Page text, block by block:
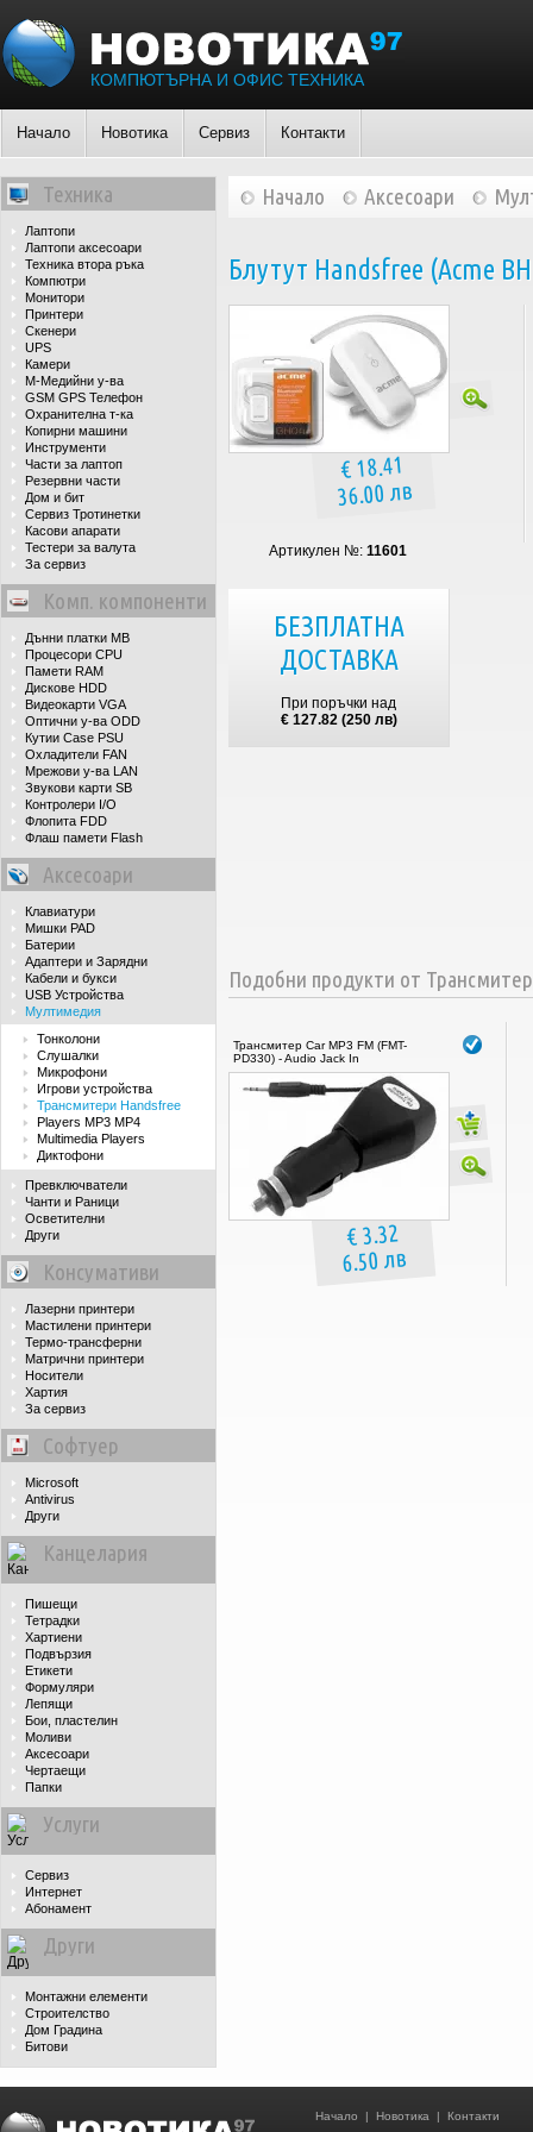
КОМПЮТЪРНА И ОФИС ТЕХНИКА
Начало Новотика Сервиз Контакти
Техника
Лаптопи
Лаптопи аксесоари
Техника втора ръка
Компютри
Монитори
Принтери
Скенери
UPS
Камери
М-Медийни у-ва
GSM GPS Телефон
Охранителна т-ка
Копирни машини
Инструменти
Части за лаптоп
Резервни части
Дом и бит
Сервиз Тротинетки
Касови апарати
Тестери за валута
За сервиз
Комп. компоненти
Дънни платки MB
Процесори CPU
Памети RAM
Дискове HDD
Видеокарти VGA
Оптични у-ва ODD
Кутии Case PSU
Охладители FAN
Мрежови у-ва LAN
Звукови карти SB
Контролери I/O
Флопита FDD
Флаш памети Flash
Аксесоари
Клавиатури
Мишки PAD
Батерии
Адаптери и Зарядни
Кабели и букси
USB Устройства
Мултимедия
Тонколони
Слушалки
Микрофони
Игрови устройства
Трансмитери Handsfree
Players MP3 MP4
Multimedia Players
Диктофони
Превключватели
Чанти и Раници
Осветителни
Други
Консумативи
Лазерни принтери
Мастилени принтери
Термо-трансферни
Матрични принтери
Носители
Хартия
За сервиз
Софтуер
Microsoft
Antivirus
Други
Канцелария
Пишещи
Тетрадки
Хартиени
Подвързия
Етикети
Формуляри
Лепящи
Бои, пластелин
Моливи
Аксесоари
Чертаещи
Папки
Услуги
Сервиз
Интернет
Абонамент
Други
Монтажни елементи
Строителство
Дом Градина
Битови
Начало Аксесоари
Блутут Handsfree (Acme
€ 18.41
36.00 лв
Артикулен №: 11601
БЕЗПЛАТНА
ДОСТАВКА
При поръчки над
€ 127.82 (250 лв)
Подобни продукти от
Трансмитер Car MP3 FM (FMT-
PD330) - Audio Jack In
€ 3.32
6.50 лв
Начало | Новотика | Контакти